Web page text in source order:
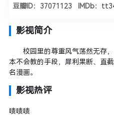
豆瓣ID： 37071123 IMDb：
影视简介
校园里的尊重风气荡然无存，
本不会教的手段，犀利果断、
名漫画。
影视热评
啧啧啧